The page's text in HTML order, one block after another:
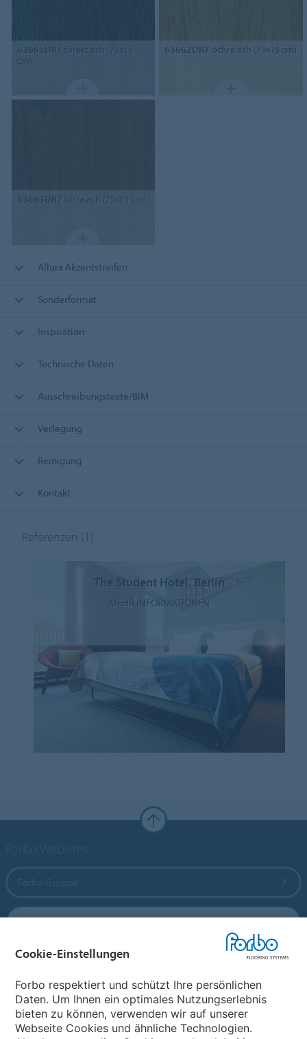
63665DR7 forest ash (75x15
cm)
63662DR7 ochre ash (75x15 cm)
63663DR7 terra ash (75x15 cm)
Allura Akzentstreifen
Sonderformat
Inspiration
Technische Daten
Ausschreibungstexte/BIM
Verlegung
Reinigung
Kontakt
Referenzen (1)
The Student Hotel, Berlin
MEHR INFORMATIONEN
Forbo Flooring Systems
Forbo Movement Systems
Land auswählen
Cookie-Einstellungen
Forbo respektiert und schützt Ihre persönlichen
Daten. Um Ihnen ein optimales Nutzungserlebnis
bieten zu können, verwenden wir auf unserer
Webseite Cookies und ähnliche Technologien.